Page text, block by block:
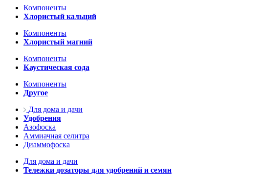
Компоненты
Хлористый кальций
Компоненты
Хлористый магний
Компоненты
Каустическая сода
Компоненты
Другое
Для дома и дачи
Удобрения
Азофоска
Аммиачная селитра
Диаммофоска
Для дома и дачи
Тележки дозаторы для удобрений и семян